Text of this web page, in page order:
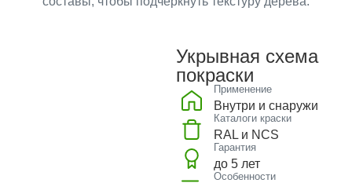
Укрывная схема
покраски
Применение
Внутри и снаружи
Каталоги краски
RAL и NCS
Гарантия
до 5 лет
Особенности